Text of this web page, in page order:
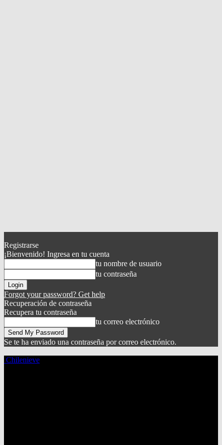
Registrarse
¡Bienvenido! Ingresa en tu cuenta
tu nombre de usuario
tu contraseña
Forgot your password? Get help
Recuperación de contraseña
Recupera tu contraseña
tu correo electrónico
Se te ha enviado una contraseña por correo electrónico.
Chilenieve